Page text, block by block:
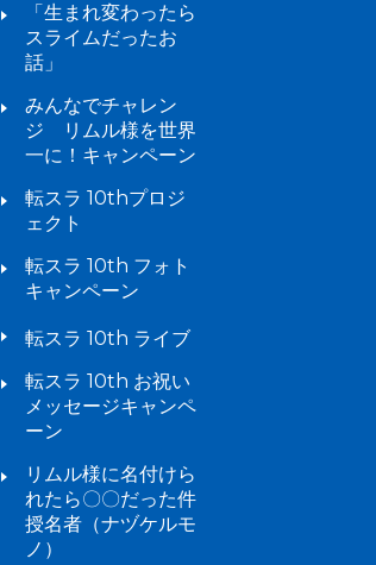
「生まれ変わったら
スライムだったお
話」
みんなでチャレン
ジ リムル様を世界
一に！キャンペーン
転スラ 10thプロジ
ェクト
転スラ 10th フォト
キャンペーン
転スラ 10th ライブ
転スラ 10th お祝い
メッセージキャンペ
ーン
リムル様に名付けら
れたら〇〇だった件
授名者（ナヅケルモ
ノ）